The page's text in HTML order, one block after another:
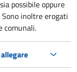
possibile oppure
inoltre erogati
comunali.